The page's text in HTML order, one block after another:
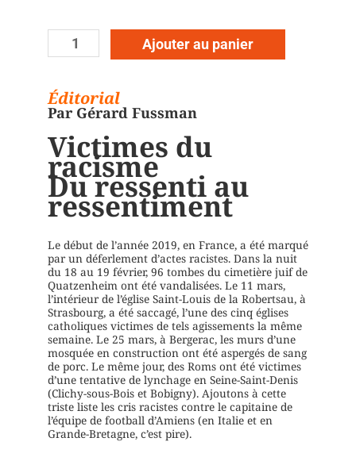
Ajouter au panier
Éditorial
Par Gérard Fussman
Victimes du
racisme
Du ressenti au
ressentiment
Le début de l’année 2019, en France, a été marqué
par un déferlement d’actes racistes. Dans la nuit
du 18 au 19 février, 96 tombes du cimetière juif de
Quatzenheim ont été vandalisées. Le 11 mars,
l’intérieur de l’église Saint-Louis de la Robertsau, à
Strasbourg, a été saccagé, l’une des cinq églises
catholiques victimes de tels agissements la même
semaine. Le 25 mars, à Bergerac, les murs d’une
mosquée en construction ont été aspergés de sang
de porc. Le même jour, des Roms ont été victimes
d’une tentative de lynchage en Seine-Saint-Denis
(Clichy-sous-Bois et Bobigny). Ajoutons à cette
triste liste les cris racistes contre le capitaine de
l’équipe de football d’Amiens (en Italie et en
Grande-Bretagne, c’est pire).